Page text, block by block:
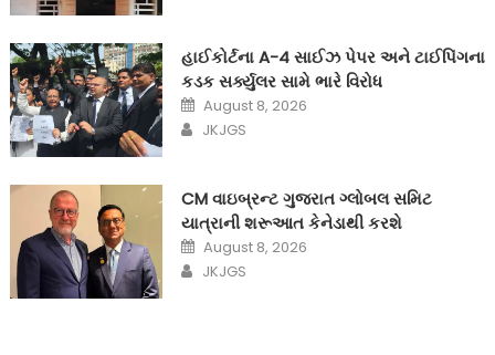
હાઈકોર્ટના A-4 સાઈઝ પેપર અને ટાઈપિંગના
કડક સર્ક્યુલર સામે ભારે વિરોધ
Posted
on
August 8, 2026
Author
JKJGS
CM વાઇબ્રન્ટ ગુજરાત ગ્લોબલ સમિટ
યાત્રાની શરૂઆત કેનેડાથી કરશે
Posted
on
August 8, 2026
Author
JKJGS